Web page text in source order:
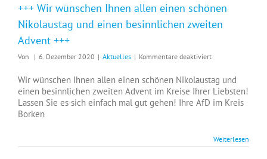
+++ Wir wünschen Ihnen allen einen schönen
Nikolaustag und einen besinnlichen zweiten
Advent +++
Von | 6. Dezember 2020 | Aktuelles | Kommentare deaktiviertfür
Wir
wünschen
Ihnen
Nikolaustag
Wir wünschen Ihnen allen einen schönen Nikolaustag und
einen besinnlichen zweiten Advent im Kreise Ihrer Liebsten!
Lassen Sie es sich einfach mal gut gehen! Ihre AfD im Kreis
Borken
Weiterlesen